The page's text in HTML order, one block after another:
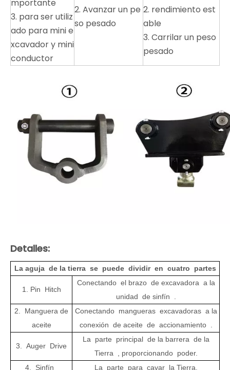
mportante
3. para ser utiliz
ado para mini e
xcavador y mini
conductor
2. Avanzar un pe
so pesado
2. rendimiento est
able
3. Carrilar un peso
pesado
Detalles:
La aguja de la tierra se puede dividir en cuatro partes
1. Pin Hitch
Conectando el brazo de excavadora a la
unidad de sinfín .
2. Manguera de
aceite
Conectando mangueras excavadoras a la
conexión de aceite de accionamiento .
3. Auger Drive
La parte principal de la barrera de la
Tierra , proporcionando poder.
4. Sinfín
La parte para cavar la Tierra.